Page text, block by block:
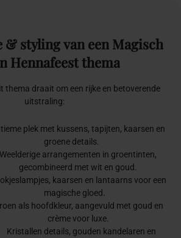
& stylingvan een Magisch
Hennafeestthema
thema draait om een rijke en betoverende
uitstraling:
plek met kussens, tapijten, kaarsen en
groene details.
Weelderige arrangementen in groentinten,
gecombineerd met wit en goud.
kaarsen en lantaarns voor een
magische gloed.
als hoofdkleur, aangevuld met goud en
crème voor luxe.
Kristallen details, gouden kandelaren en